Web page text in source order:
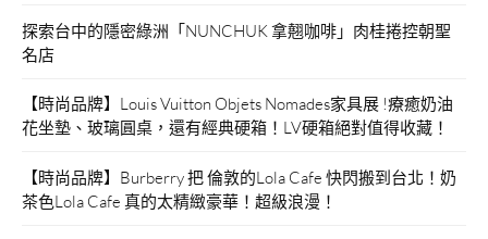
探索台中的隱密綠洲「NUNCHUK 拿翹咖啡」肉桂捲控朝聖
名店
【時尚品牌】Louis Vuitton Objets Nomades家具展 !療癒奶油
花坐墊、玻璃圓桌，還有經典硬箱！LV硬箱絕對值得收藏！
【時尚品牌】Burberry 把 倫敦的Lola Cafe 快閃搬到台北！奶
茶色Lola Cafe 真的太精緻豪華！超級浪漫！